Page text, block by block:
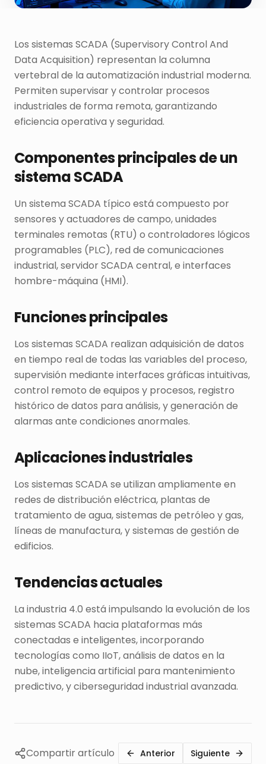
Los sistemas SCADA (Supervisory Control And
Data Acquisition) representan la columna
vertebral de la automatización industrial moderna.
Permiten supervisar y controlar procesos
industriales de forma remota, garantizando
eficiencia operativa y seguridad.
Componentes principales de un
sistema SCADA
Un sistema SCADA típico está compuesto por
sensores y actuadores de campo, unidades
terminales remotas (RTU) o controladores lógicos
programables (PLC), red de comunicaciones
industrial, servidor SCADA central, e interfaces
hombre-máquina (HMI).
Funciones principales
Los sistemas SCADA realizan adquisición de datos
en tiempo real de todas las variables del proceso,
supervisión mediante interfaces gráficas intuitivas,
control remoto de equipos y procesos, registro
histórico de datos para análisis, y generación de
alarmas ante condiciones anormales.
Aplicaciones industriales
Los sistemas SCADA se utilizan ampliamente en
redes de distribución eléctrica, plantas de
tratamiento de agua, sistemas de petróleo y gas,
líneas de manufactura, y sistemas de gestión de
edificios.
Tendencias actuales
La industria 4.0 está impulsando la evolución de los
sistemas SCADA hacia plataformas más
conectadas e inteligentes, incorporando
tecnologías como IIoT, análisis de datos en la
nube, inteligencia artificial para mantenimiento
predictivo, y ciberseguridad industrial avanzada.
Compartir artículo Anterior Siguiente